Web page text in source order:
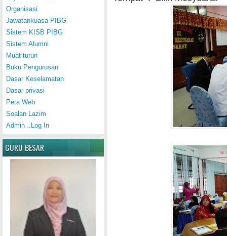
Organisasi
Jawatankuasa PIBG
Sistem KISB PIBG
Sistem Alumni
Muat-turun
Buku Pengurusan
Dasar Keselamatan
Dasar privasi
Peta Web
Soalan Lazim
Admin ..Log In
GURU BESAR